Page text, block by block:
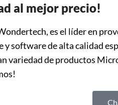
al mejor precio!
es el líder en
software de alta calidad
variedad de productos